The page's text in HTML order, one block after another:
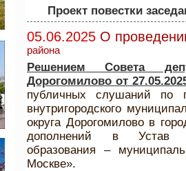
Проект повестки
05.06.2025 О
района
Решением Совета
Дорогомилово от
публичных слушаний по
внутригородского
округа Дорогомилово в
дополнений в Устав
образования –
Москве».